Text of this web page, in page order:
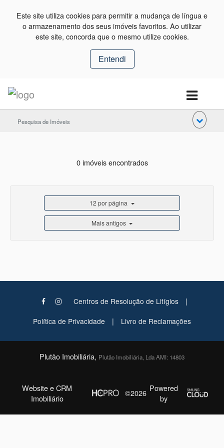
Este site utiliza cookies para permitir a mudança de língua e
o armazenamento dos seus imóveis favoritos. Ao utilizar
este site, concorda que o mesmo utilize cookies.
Entendi
Pesquisa de Imóveis
0 imóveis encontrados
12 por página
Mais antigos
Centros de Resolução de Litígios |
Política de Privacidade | Livro de Reclamações
Plutão Imobiliária, Plutão Imobiliária, Lda AMI: 14803
Website e CRM
Imobiliário
©2026 Powered
by